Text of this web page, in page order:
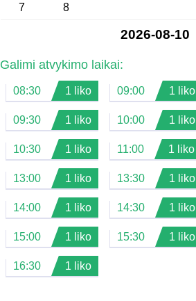
7 8
2026-08-10
Galimi atvykimo laikai:
08:30 1 liko 09:00 1 liko
09:30 1 liko 10:00 1 liko
10:30 1 liko 11:00 1 liko
13:00 1 liko 13:30 1 liko
14:00 1 liko 14:30 1 liko
15:00 1 liko 15:30 1 liko
16:30 1 liko